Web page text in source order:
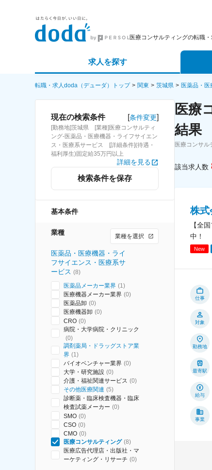
医療コンサルティングの転職
求人を探す
詳細条件から探す
求人特集から探す
エー
スカウ
パート
転職・求人doda（デューダ）トップ 関東 茨城県 医薬品・
現在の検索条件 [条件変更]
[勤務地]茨城県 [業種]医療コンサルティ
ング-医薬品・医療機器・ライフサイエン
ス・医療系サービス [詳細条件](待遇・
福利厚生)固定給35万円以上
詳細を見る
検索条件を保存
基本条件
業種 業種を選択
医薬品・医療機器・ライ
フサイエンス・医療系サ
ービス (8)
医薬品メーカー業界 (1)
医療機器メーカー業界 (0)
医薬品卸 (0)
医療機器卸 (0)
CRO (0)
病院・大学病院・クリニック
(0)
調剤薬局・ドラッグストア業
界 (1)
バイオベンチャー業界 (0)
大学・研究施設 (0)
介護・福祉関連サービス (0)
その他医療関連 (5)
診断薬・臨床検査機器・臨床
検査試薬メーカー (0)
SMO (0)
CSO (0)
CMO (0)
医療コンサルティング (8)
医療広告代理店・出版社・マ
ーケティング・リサーチ (0)
医療
結果
医療コンサル
該当求人数
株式
【全
中！
New
仕事
対象
勤務地
最寄駅
給与
事業